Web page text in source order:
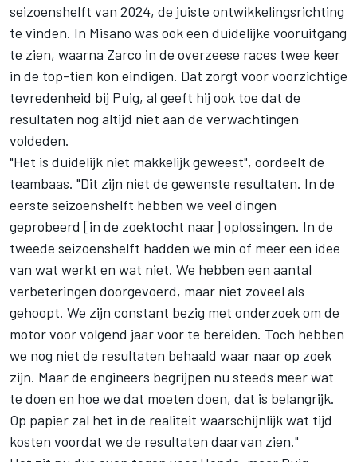
seizoenshelft van 2024, de juiste ontwikkelingsrichting
te vinden. In Misano was ook een duidelijke vooruitgang
te zien, waarna Zarco in de overzeese races twee keer
in de top-tien kon eindigen. Dat zorgt voor voorzichtige
tevredenheid bij Puig, al geeft hij ook toe dat de
resultaten nog altijd niet aan de verwachtingen
voldeden.
"Het is duidelijk niet makkelijk geweest", oordeelt de
teambaas. "Dit zijn niet de gewenste resultaten. In de
eerste seizoenshelft hebben we veel dingen
geprobeerd [in de zoektocht naar] oplossingen. In de
tweede seizoenshelft hadden we min of meer een idee
van wat werkt en wat niet. We hebben een aantal
verbeteringen doorgevoerd, maar niet zoveel als
gehoopt. We zijn constant bezig met onderzoek om de
motor voor volgend jaar voor te bereiden. Toch hebben
we nog niet de resultaten behaald waar naar op zoek
zijn. Maar de engineers begrijpen nu steeds meer wat
te doen en hoe we dat moeten doen, dat is belangrijk.
Op papier zal het in de realiteit waarschijnlijk wat tijd
kosten voordat we de resultaten daarvan zien."